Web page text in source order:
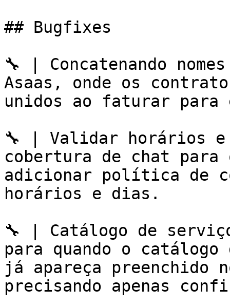
## Bugfixes
🔧 | Concatenando
Asaas, onde os
unidos ao faturar para
🔧 | Validar horários
cobertura de chat para
adicionar política de
horários e dias.
🔧 | Catálogo de
para quando o
já apareça preenchido
precisando apenas